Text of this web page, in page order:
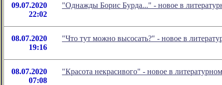
09.07.2020
22:02
"Однажды Борис Бурда..." - новое в
08.07.2020
19:16
"Что тут можно высосать?" - новое в
08.07.2020
07:08
"Красота некрасивого" - новое в